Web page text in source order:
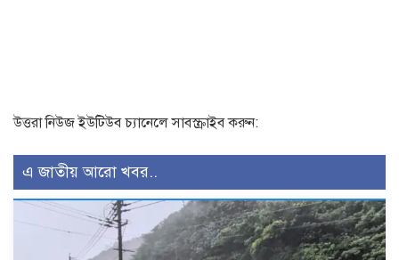
উত্তরা নিউজ ইউটিউব চ্যানেলে সাবস্ক্রাইব করুন:
এ জাতীয় আরো খবর..